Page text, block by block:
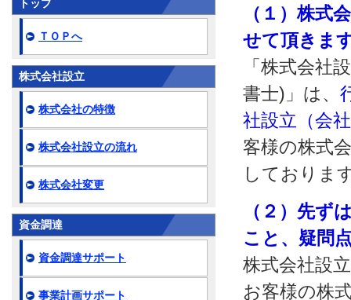
（１）株式
せて頂きま
「株式会社
書士)」は、
社設立（会
客様の株式
しておりま
（２）先ず
こと、疑問
株式会社設
お客様の株
トップ
ＴＯＰへ
株式会社設立
株式会社の特徴
株式会社設立の流れ
株式会社変更
資金調達
資金調達サポート
事業計画サポート